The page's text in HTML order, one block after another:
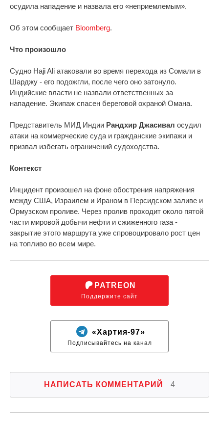
осудила нападение и назвала его «неприемлемым».
Об этом сообщает Bloomberg.
Что произошло
Судно Haji Ali атаковали во время перехода из Сомали в
Шарджу - его подожгли, после чего оно затонуло.
Индийские власти не назвали ответственных за
нападение. Экипаж спасен береговой охраной Омана.
Представитель МИД Индии Рандхир Джасивал осудил
атаки на коммерческие суда и гражданские экипажи и
призвал избегать ограничений судоходства.
Контекст
Инцидент произошел на фоне обострения напряжения
между США, Израилем и Ираном в Персидском заливе и
Ормузском проливе. Через пролив проходит около пятой
части мировой добычи нефти и сжиженного газа -
закрытие этого маршрута уже спровоцировало рост цен
на топливо во всем мире.
PATREON
Поддержите сайт
«Хартия-97»
Подписывайтесь на канал
НАПИСАТЬ КОММЕНТАРИЙ 4